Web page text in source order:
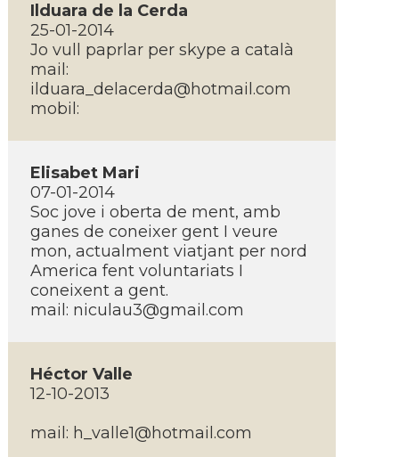
Ilduara de la Cerda
25-01-2014
Jo vull paprlar per skype a català
mail:
ilduara_delacerda@hotmail.com
mobil:
Elisabet Mari
07-01-2014
Soc jove i oberta de ment, amb
ganes de coneixer gent I veure
mon, actualment viatjant per nord
America fent voluntariats I
coneixent a gent.
mail: niculau3@gmail.com
Héctor Valle
12-10-2013
mail: h_valle1@hotmail.com